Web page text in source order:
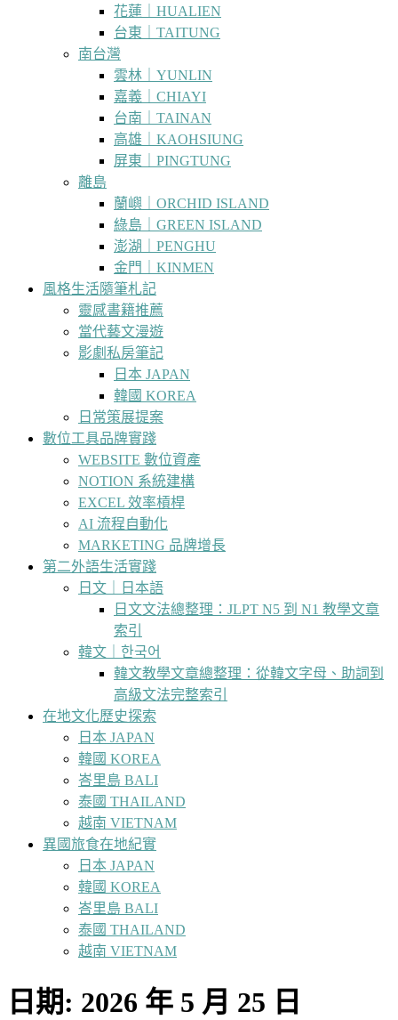
花蓮｜HUALIEN
台東｜TAITUNG
南台灣
雲林｜YUNLIN
嘉義｜CHIAYI
台南｜TAINAN
高雄｜KAOHSIUNG
屏東｜PINGTUNG
離島
蘭嶼｜ORCHID ISLAND
綠島｜GREEN ISLAND
澎湖｜PENGHU
金門｜KINMEN
風格生活隨筆札記
靈感書籍推薦
當代藝文漫遊
影劇私房筆記
日本 JAPAN
韓國 KOREA
日常策展提案
數位工具品牌實踐
WEBSITE 數位資產
NOTION 系統建構
EXCEL 效率槓桿
AI 流程自動化
MARKETING 品牌增長
第二外語生活實踐
日文｜日本語
日文文法總整理：JLPT N5 到 N1 教學文章
索引
韓文｜한국어
韓文教學文章總整理：從韓文字母、助詞到
高級文法完整索引
在地文化歷史探索
日本 JAPAN
韓國 KOREA
峇里島 BALI
泰國 THAILAND
越南 VIETNAM
異國旅食在地紀實
日本 JAPAN
韓國 KOREA
峇里島 BALI
泰國 THAILAND
越南 VIETNAM
日期: 2026 年 5 月 25 日